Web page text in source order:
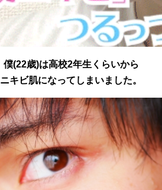
僕(22歳)は高校2年生くらいから
ニキビ肌になってしまいました。